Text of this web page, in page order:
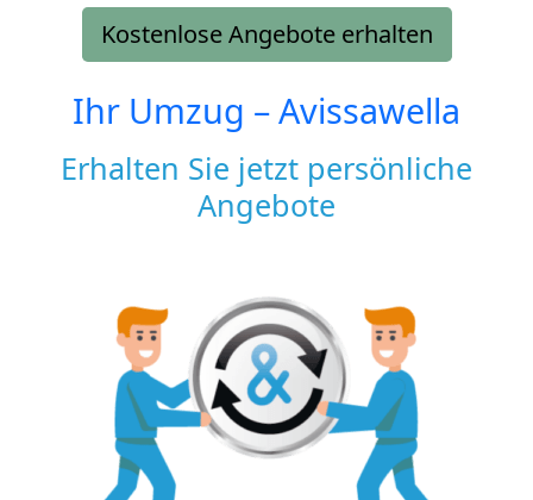
Kostenlose Angebote erhalten
Ihr Umzug –Avissawella
Erhalten Sie jetzt persönliche
Angebote